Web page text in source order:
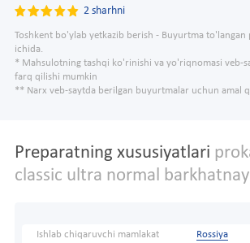
2 sharhni
Toshkent bo'ylab yetkazib berish - Buyurtma to'langan
ichida.
* Mahsulotning tashqi ko'rinishi va yo'riqnomasi veb-
farq qilishi mumkin
** Narx veb-saytda berilgan buyurtmalar uchun amal
Preparatning xususiyatlari
classic ultra normal
Ishlab chiqaruvchi mamlakat Rossiya